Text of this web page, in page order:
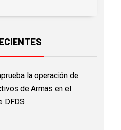
la operación de
de Armas en el
DFDS